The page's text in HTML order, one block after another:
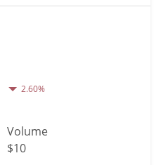
2.60%
Volume
$10